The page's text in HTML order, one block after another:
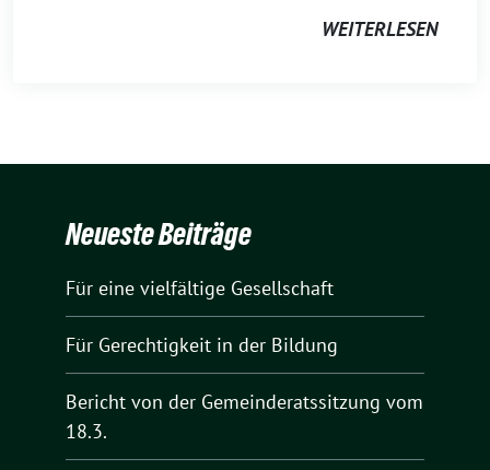
WEITERLESEN
Neueste Beiträge
Für eine vielfältige Gesellschaft
Für Gerechtigkeit in der Bildung
Bericht von der Gemeinderatssitzung vom
18.3.